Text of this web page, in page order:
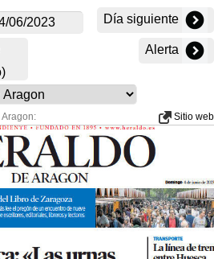
Día siguiente
Alerta
Sitio web